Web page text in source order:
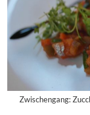
Zwischengang: